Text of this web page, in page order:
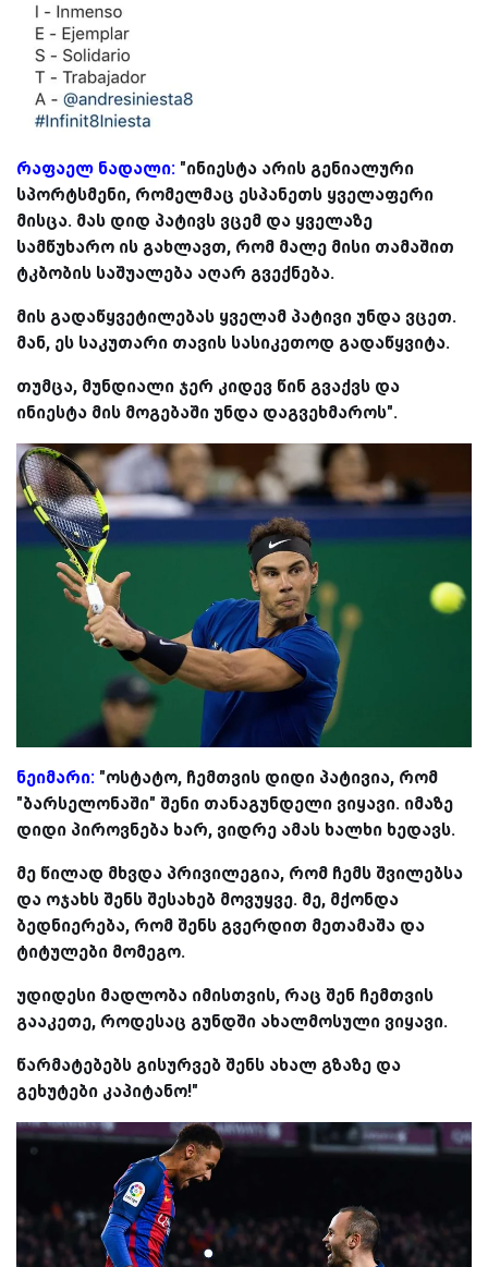
რაფაელ ნადალი: "ინიესტა არის გენიალური
სპორტსმენი, რომელმაც ესპანეთს ყველაფერი
მისცა. მას დიდ პატივს ვცემ და ყველაზე
სამწუხარო ის გახლავთ, რომ მალე მისი თამაშით
ტკბობის საშუალება აღარ გვექნება.
მის გადაწყვეტილებას ყველამ პატივი უნდა ვცეთ.
მან, ეს საკუთარი თავის სასიკეთოდ გადაწყვიტა.
თუმცა, მუნდიალი ჯერ კიდევ წინ გვაქვს და
ინიესტა მის მოგებაში უნდა დაგვეხმაროს".
ნეიმარი: "ოსტატო, ჩემთვის დიდი პატივია, რომ
"ბარსელონაში" შენი თანაგუნდელი ვიყავი. იმაზე
დიდი პიროვნება ხარ, ვიდრე ამას ხალხი ხედავს.
მე წილად მხვდა პრივილეგია, რომ ჩემს შვილებსა
და ოჯახს შენს შესახებ მოვუყვე. მე, მქონდა
ბედნიერება, რომ შენს გვერდით მეთამაშა და
ტიტულები მომეგო.
უდიდესი მადლობა იმისთვის, რაც შენ ჩემთვის
გააკეთე, როდესაც გუნდში ახალმოსული ვიყავი.
წარმატებებს გისურვებ შენს ახალ გზაზე და
გეხუტები კაპიტანო!"